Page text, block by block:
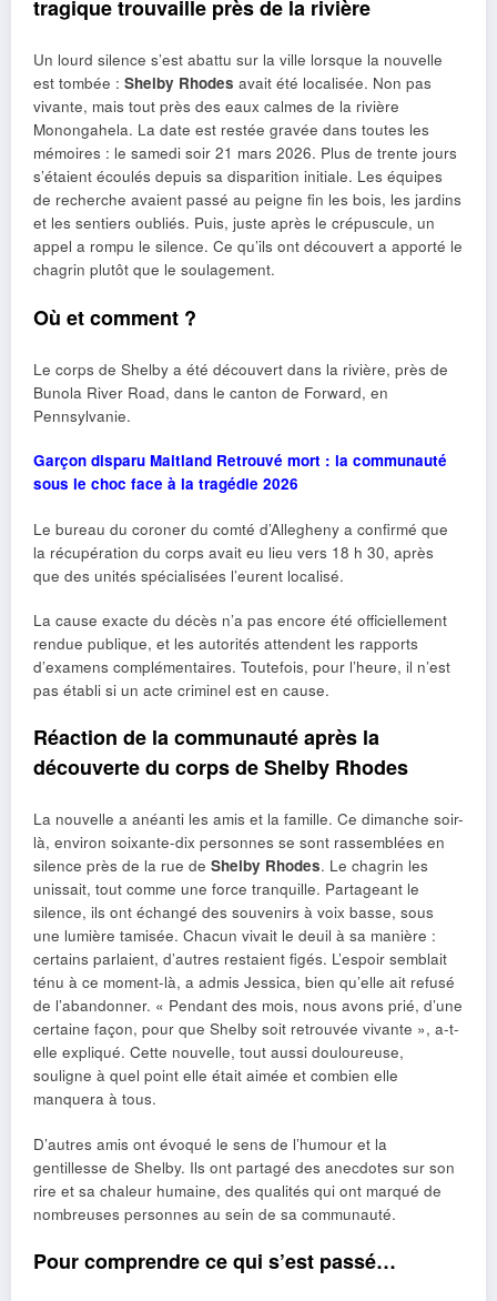
tragique trouvaille près de la rivière
Un lourd silence s’est abattu sur la ville lorsque la nouvelle
est tombée : Shelby Rhodes avait été localisée. Non pas
vivante, mais tout près des eaux calmes de la rivière
Monongahela. La date est restée gravée dans toutes les
mémoires : le samedi soir 21 mars 2026. Plus de trente jours
s’étaient écoulés depuis sa disparition initiale. Les équipes
de recherche avaient passé au peigne fin les bois, les jardins
et les sentiers oubliés. Puis, juste après le crépuscule, un
appel a rompu le silence. Ce qu’ils ont découvert a apporté le
chagrin plutôt que le soulagement.
Où et comment ?
Le corps de Shelby a été découvert dans la rivière, près de
Bunola River Road, dans le canton de Forward, en
Pennsylvanie.
Garçon disparu Maitland Retrouvé mort : la communauté
sous le choc face à la tragédie 2026
Le bureau du coroner du comté d’Allegheny a confirmé que
la récupération du corps avait eu lieu vers 18 h 30, après
que des unités spécialisées l’eurent localisé.
La cause exacte du décès n’a pas encore été officiellement
rendue publique, et les autorités attendent les rapports
d’examens complémentaires. Toutefois, pour l’heure, il n’est
pas établi si un acte criminel est en cause.
Réaction de la communauté après la
découverte du corps de Shelby Rhodes
La nouvelle a anéanti les amis et la famille. Ce dimanche soir-
là, environ soixante-dix personnes se sont rassemblées en
silence près de la rue de Shelby Rhodes. Le chagrin les
unissait, tout comme une force tranquille. Partageant le
silence, ils ont échangé des souvenirs à voix basse, sous
une lumière tamisée. Chacun vivait le deuil à sa manière :
certains parlaient, d’autres restaient figés. L’espoir semblait
ténu à ce moment-là, a admis Jessica, bien qu’elle ait refusé
de l’abandonner. « Pendant des mois, nous avons prié, d’une
certaine façon, pour que Shelby soit retrouvée vivante », a-t-
elle expliqué. Cette nouvelle, tout aussi douloureuse,
souligne à quel point elle était aimée et combien elle
manquera à tous.
D’autres amis ont évoqué le sens de l’humour et la
gentillesse de Shelby. Ils ont partagé des anecdotes sur son
rire et sa chaleur humaine, des qualités qui ont marqué de
nombreuses personnes au sein de sa communauté.
Pour comprendre ce qui s’est passé…